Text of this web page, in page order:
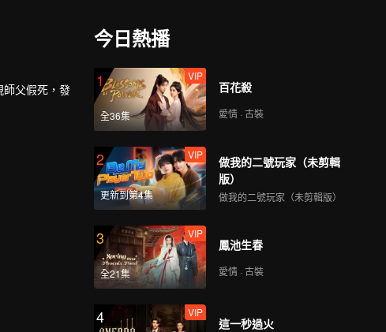
父假死，發
今日熱播
1
全36集
VIP
百花殺
愛情 · 古裝
2
更新到第4集
VIP
做我的二號玩家（未剪輯
版）
做我的二號玩家（未剪輯版）
3
全21集
VIP
鳳池生春
愛情 · 古裝
4 VIP
這一秒過火